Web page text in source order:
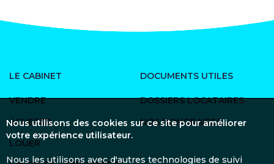
LE CABINET
VENDRE
ACHETER
LOUER
DOCUMENTS UTILES
DOSSIERS LOCATAIRES
NOS HONORAIRES
Nous utilisons des cookies sur ce site pour améliorer
votre expérience utilisateur.
Nous les utilisons avec d'autres technologies de suivi